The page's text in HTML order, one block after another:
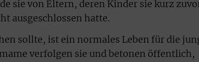
sie von Eltern, deren Kinder sie kurz
ausgeschlossen hatte.
sollte, ist ein normales Leben für die
verfolgen sie und betonen öffentlich,